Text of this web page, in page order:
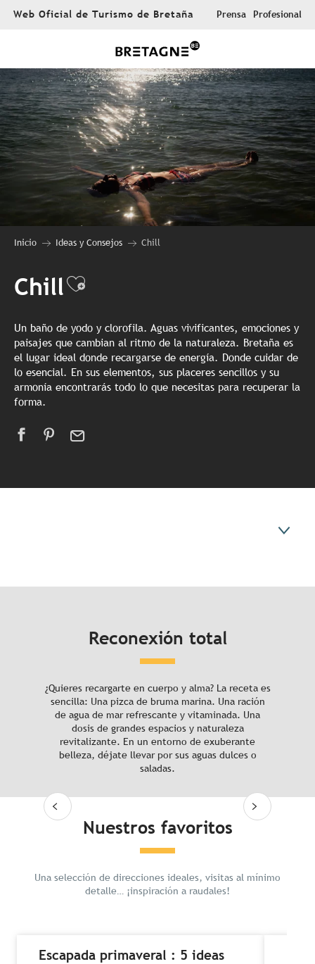
AllerWeb Oficial de Turismo de Bretaña Prensa Profesional
Inicio Ideas y Consejos Chill
ChillAjouter aux favoris
Un baño de yodo y clorofila. Aguas vivificantes, emociones y
paisajes que cambian al ritmo de la naturaleza. Bretaña es
el lugar ideal donde recargarse de energía. Donde cuidar de
lo esencial. En sus elementos, sus placeres sencillos y su
armonía encontrarás todo lo que necesitas para recuperar la
forma.
Vous aimerez aussiReconexión total
¿Quieres recargarte en cuerpo y alma? La receta es
sencilla: Una pizca de bruma marina. Una ración
de agua de mar refrescante y vitaminada. Una
dosis de grandes espacios y naturaleza
revitalizante. En un entorno de exuberante
belleza, déjate llevar por sus aguas dulces o
saladas.
5 playas secretas para tus vacaciones
Seguir leyendo
Nuestros favoritos
Una selección de direcciones ideales, visitas al mínimo
detalle… ¡inspiración a raudales!
Escapada primaveral : 5 ideas